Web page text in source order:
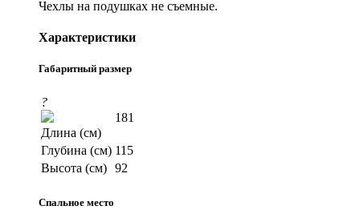
Чехлы на подушках не съемные.
Характеристики
Габаритный размер
?
Длина (см)
181
Глубина (см) 115
Высота (см) 92
Спальное место